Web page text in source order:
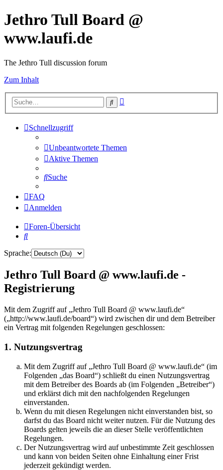
Jethro Tull Board @
www.laufi.de
The Jethro Tull discussion forum
Zum Inhalt
Suche
Schnellzugriff
Unbeantwortete Themen
Aktive Themen
Suche
FAQ
Anmelden
Foren-Übersicht
Suche
Sprache:
Jethro Tull Board @ www.laufi.de -
Registrierung
Mit dem Zugriff auf „Jethro Tull Board @ www.laufi.de“
(„http://www.laufi.de/board“) wird zwischen dir und dem Betreiber
ein Vertrag mit folgenden Regelungen geschlossen:
1. Nutzungsvertrag
Mit dem Zugriff auf „Jethro Tull Board @ www.laufi.de“ (im
Folgenden „das Board“) schließt du einen Nutzungsvertrag
mit dem Betreiber des Boards ab (im Folgenden „Betreiber“)
und erklärst dich mit den nachfolgenden Regelungen
einverstanden.
Wenn du mit diesen Regelungen nicht einverstanden bist, so
darfst du das Board nicht weiter nutzen. Für die Nutzung des
Boards gelten jeweils die an dieser Stelle veröffentlichten
Regelungen.
Der Nutzungsvertrag wird auf unbestimmte Zeit geschlossen
und kann von beiden Seiten ohne Einhaltung einer Frist
jederzeit gekündigt werden.